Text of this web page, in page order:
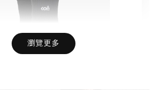
瀏覽更多